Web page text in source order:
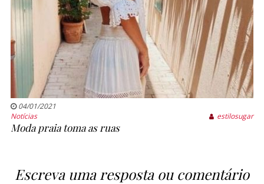
04/01/2021
Notícias
estilosugar
Moda praia toma as ruas
Escreva uma resposta ou comentário